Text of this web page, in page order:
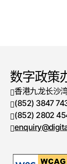
数字政策
香港九龙长沙
电话号码
(852) 3847
传真号码
(852) 2802